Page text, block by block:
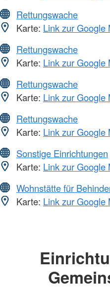
Rettungswache
Karte: Link zur Google
Rettungswache
Karte: Link zur Google
Rettungswache
Karte: Link zur Google
Rettungswache
Karte: Link zur Google
Sonstige Einrichtungen
Karte: Link zur Google
Wohnstätte für
Karte: Link zur Google